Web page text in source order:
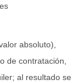
absoluto),
de contratación,
al resultado se